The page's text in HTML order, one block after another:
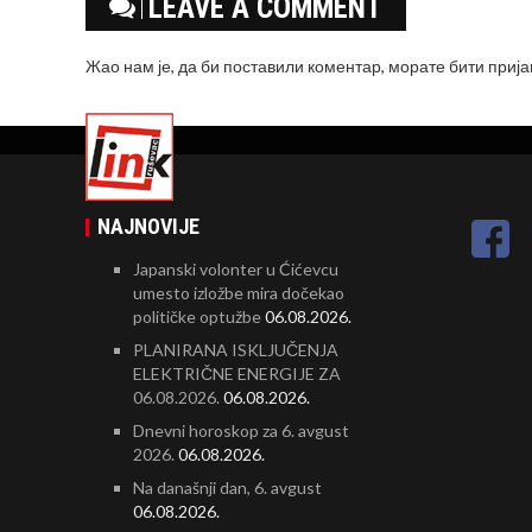
LEAVE A COMMENT
Жао нам је, да би поставили коментар, моратебити
NAJNOVIJE
Japanski volonter u Ćićevcu
umesto izložbe mira dočekao
političke optužbe06.08.2026.
PLANIRANA ISKLJUČENJA
ELEKTRIČNE ENERGIJE ZA
06.08.2026. 06.08.2026.
Dnevni horoskop za 6. avgust
2026. 06.08.2026.
Na današnji dan, 6. avgust
06.08.2026.